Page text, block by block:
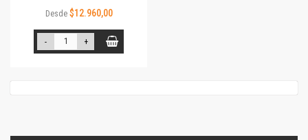
Desde $12.960,00
- +